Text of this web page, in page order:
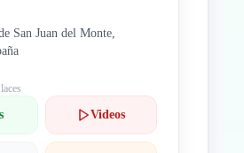
San Juan del Monte,
Videos